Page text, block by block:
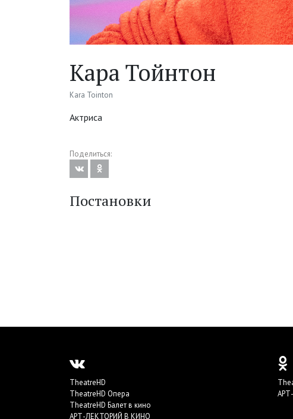
Кара Тойнтон
Kara Tointon
Актриса
Поделиться:
Постановки
TheatreHD
TheatreHD Опера
TheatreHD Балет в кино
АРТ-ЛЕКТОРИЙ В КИНО